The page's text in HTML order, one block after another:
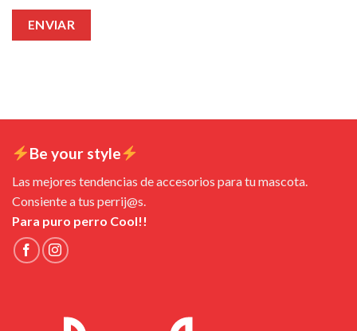
Be your style
Las mejores tendencias de accesorios para tu mascota.
Consiente a tus perrij@s.
Para puro perro Cool!!